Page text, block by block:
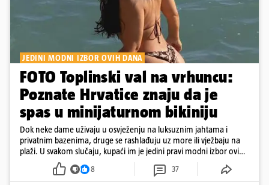
JEDINI MODNI IZBOR OVIH DANA
FOTO Toplinski val na vrhuncu:
Poznate Hrvatice znaju da je
spas u minijaturnom bikiniju
Dok neke dame uživaju u osvježenju na luksuznim jahtama i
privatnim bazenima, druge se rashlađuju uz more ili vježbaju na
plaži. U svakom slučaju, kupaći im je jedini pravi modni izbor ovih
8 37